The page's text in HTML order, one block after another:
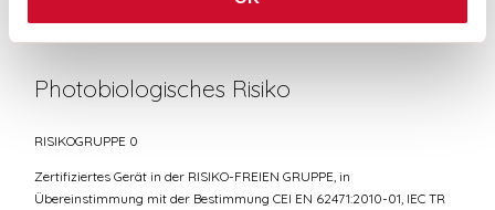
EN 60598-2-22:2023
Photobiologisches Risiko
RISIKOGRUPPE 0
Zertifiziertes Gerät in der RISIKO-FREIEN GRUPPE, in
Übereinstimmung mit der Bestimmung CEI EN 62471:2010-01, IEC TR